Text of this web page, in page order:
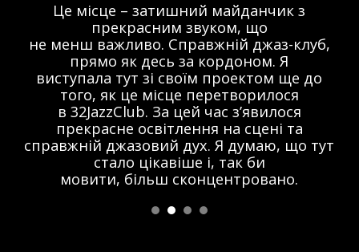
Це місце – затишний майданчик з
прекрасним звуком, що
не менш важливо. Справжній джаз-клуб,
прямо як десь за кордоном. Я
виступала тут зі своїм проектом ще до
того, як це місце перетворилося
в 32JazzClub. За цей час з’явилося
прекрасне освітлення на сцені та
справжній джазовий дух. Я думаю, що тут
стало цікавіше і, так би
мовити, більш сконцентровано.